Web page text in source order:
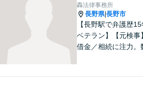
轟法律事務所
長野県|長野市
【長野駅で弁護歴
ベテラン】【元検事
借金／相続に注力。
様の権利を守ります